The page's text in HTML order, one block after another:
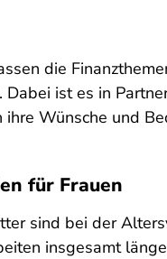
die
Dabei ist es in
ihre Wünsche und
für Frauen
sind bei der
insgesamt